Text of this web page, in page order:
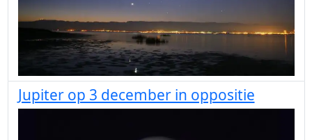
Jupiter op 3 december in oppositie